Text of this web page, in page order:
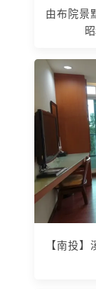
由布院景
【南投